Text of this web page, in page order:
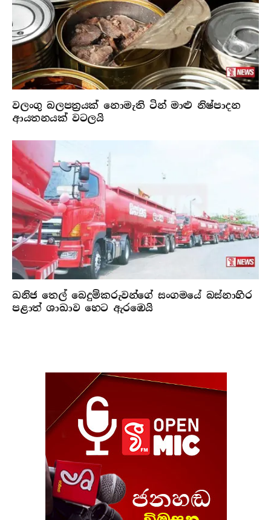
වලංගු බලපත්‍රයක් නොමැති ටින් මාළු නිෂ්පාදන
ආයතනයක් වටලයි
ඛනිජ තෙල් බෙදුම්කරුවන්ගේ සංගමයේ බස්නාහිර
පළාත් ශාඛාව හෙට ඇරඹෙයි